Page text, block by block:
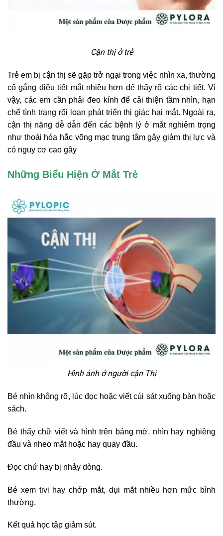
Cận thị ở trẻ
Trẻ em bị cận thị sẽ gặp trở ngại trong việc nhìn xa, thường
cố gắng điều tiết mắt nhiều hơn để thấy rõ các chi tiết. Vì
vậy, các em cần phải đeo kính để cải thiện tầm nhìn, hạn
chế tình trạng rối loạn phát triển thị giác hai mắt. Ngoài ra,
cận thị nặng dễ dẫn đến các bệnh lý ở mắt nghiêm trọng
như thoái hóa hắc võng mạc trung tâm gây giảm thị lực và
có nguy cơ cao gây
Những Biểu Hiện Ở Mắt Trẻ
Hình ảnh ở người cận Thị
Bé nhìn không rõ, lúc đọc hoặc viết cúi sát xuống bàn hoặc
sách.
Bé thấy chữ viết và hình trên bảng mờ, nhìn hay nghiêng
đầu và nheo mắt hoặc hay quay đầu.
Đọc chứ hay bị nhảy dòng.
Bé xem tivi hay chớp mắt, dụi mắt nhiều hơn mức bình
thường.
Kết quả học tập giảm sút.